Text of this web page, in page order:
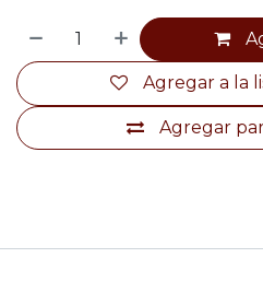
Agregar
Agregar a la